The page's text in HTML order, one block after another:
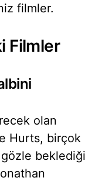
filmler.
Filmler
olan
Hurts, birçok
beklediği